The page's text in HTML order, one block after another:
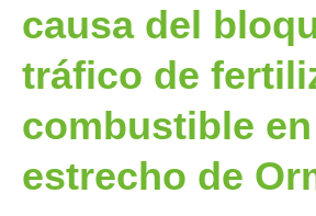
causa del
tráfico de
combustible
estrecho de